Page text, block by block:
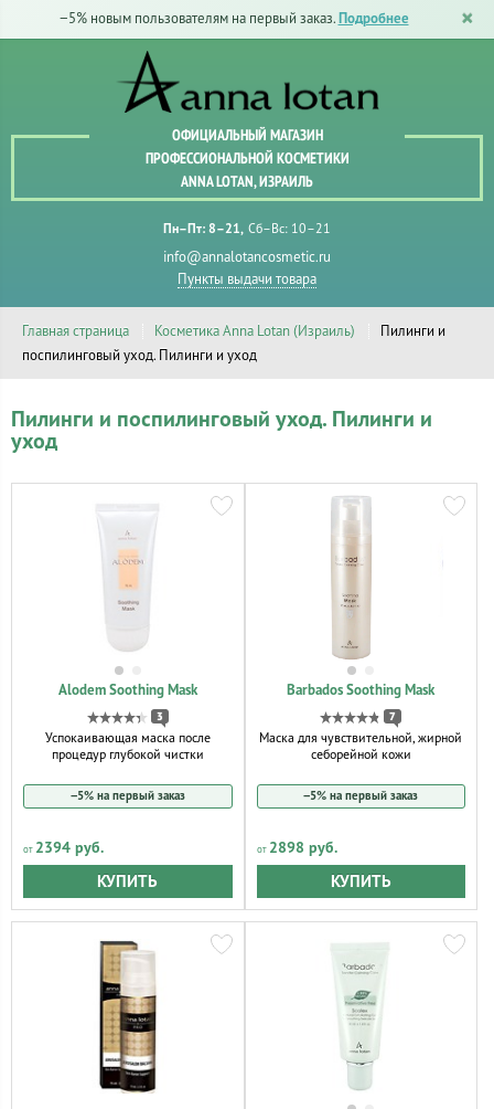
−5% новым пользователям на первый заказ. Подробнее
ОФИЦИАЛЬНЫЙ МАГАЗИН
ПРОФЕССИОНАЛЬНОЙ КОСМЕТИКИ
ANNA LOTAN, ИЗРАИЛЬ
Пн–Пт: 8–21 Сб–Вс: 10–21
info@annalotancosmetic.ru
Пункты выдачи товара
Главная страница Косметика Anna Lotan (Израиль)
Пилинги и
поспилинговый уход. Пилинги и уход
Пилинги и поспилинговый уход. Пилинги и
уход
Alodem Soothing Mask
3
Успокаивающая маска после
процедур глубокой чистки
−5% на первый заказ
2394 руб.
КУПИТЬ
Barbados Soothing Mask
7
Маска для чувствительной, жирной
себорейной кожи
−5% на первый заказ
2898 руб.
КУПИТЬ